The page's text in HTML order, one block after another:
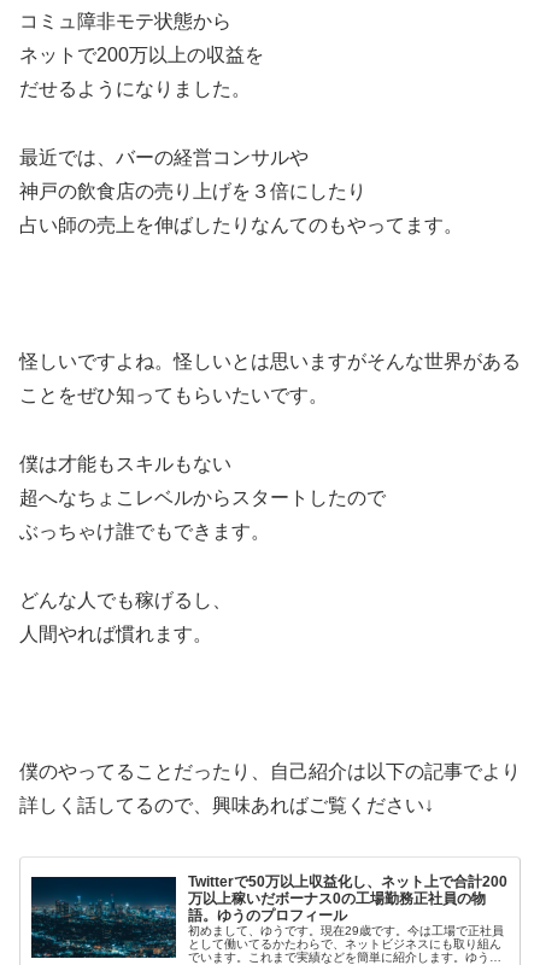
コミュ障非モテ状態から
ネットで200万以上の収益を
だせるようになりました。
最近では、バーの経営コンサルや
神戸の飲食店の売り上げを３倍にしたり
占い師の売上を伸ばしたりなんてのもやってます。
怪しいですよね。怪しいとは思いますがそんな世界がある
ことをぜひ知ってもらいたいです。
僕は才能もスキルもない
超へなちょこレベルからスタートしたので
ぶっちゃけ誰でもできます。
どんな人でも稼げるし、
人間やれば慣れます。
僕のやってることだったり、自己紹介は以下の記事でより
詳しく話してるので、興味あればご覧ください↓
Twitterで50万以上収益化し、ネット上で合計200
万以上稼いだボーナス0の工場勤務正社員の物
語。ゆうのプロフィール
初めまして、ゆうです。現在29歳です。今は工場で正社員
として働いてるかたわらで、ネットビジネスにも取り組ん
でいます。これまで実績などを簡単に紹介します。ゆうの